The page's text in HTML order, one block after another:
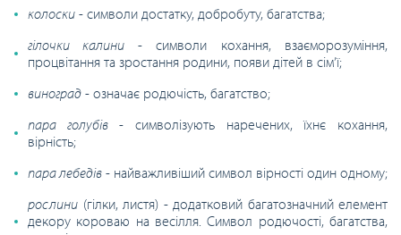
колоски - символи достатку, добробуту, багатства;
гілочки калини - символи кохання, взаєморозуміння,
процвітання та зростання родини, появи дітей в сім’ї;
виноград - означає родючість, багатство;
пара голубів- символізують наречених, їхнє кохання,
вірність;
пара лебедів - найважливіший символ вірності один одному;
рослини (гілки, листя) - додатковий багатозначний елемент
декору короваю на весілля. Символ родючості, багатства,